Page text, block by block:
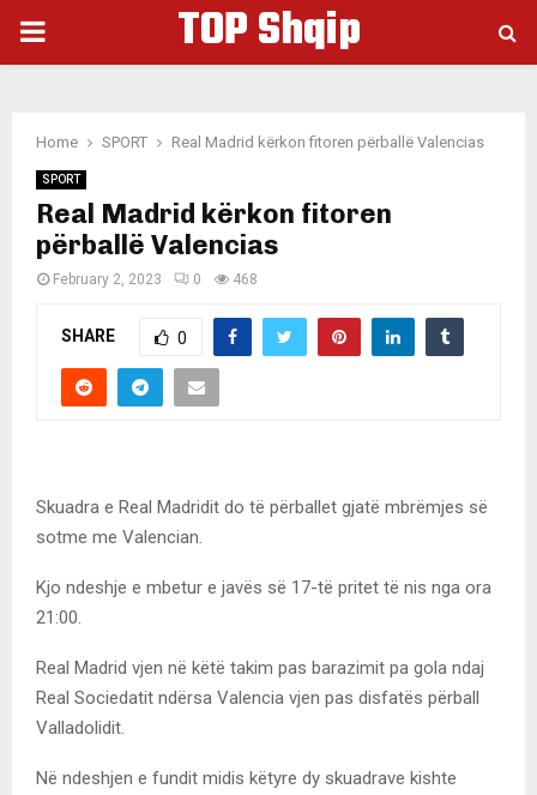
PRIMARY
TOP Shqip
Home SPORT Real Madrid kërkon fitoren përballë Valencias
SPORT
Real Madrid kërkon fitoren
përballë Valencias
February 2, 2023 0 468
SHARE 0
Skuadra e Real Madridit do të përballet gjatë mbrëmjes së
sotme me Valencian.
Kjo ndeshje e mbetur e javës së 17-të pritet të nis nga ora
21:00.
Real Madrid vjen në këtë takim pas barazimit pa gola ndaj
Real Sociedatit ndërsa Valencia vjen pas disfatës përball
Valladolidit.
Në ndeshjen e fundit midis këtyre dy skuadrave kishte